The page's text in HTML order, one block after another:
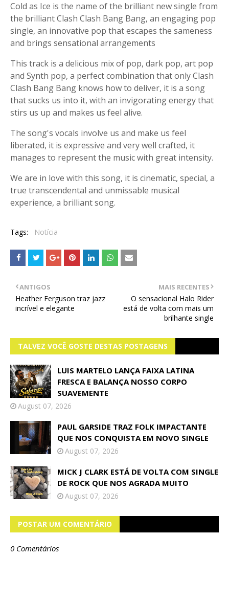
Cold as Ice is the name of the brilliant new single from
the brilliant Clash Clash Bang Bang, an engaging pop
single, an innovative pop that escapes the sameness
and brings sensational arrangements
This track is a delicious mix of pop, dark pop, art pop
and Synth pop, a perfect combination that only Clash
Clash Bang Bang knows how to deliver, it is a song
that sucks us into it, with an invigorating energy that
stirs us up and makes us feel alive.
The song's vocals involve us and make us feel
liberated, it is expressive and very well crafted, it
manages to represent the music with great intensity.
We are in love with this song, it is cinematic, special, a
true transcendental and unmissable musical
experience, a brilliant song.
Tags: Notícia
MAIS RECENTES
O sensacional Halo Rider
está de volta com mais um
brilhante single
ANTIGOS
Heather Ferguson traz jazz
incrível e elegante
TALVEZ VOCÊ GOSTE DESTAS POSTAGENS
LUIS MARTELO LANÇA FAIXA LATINA
FRESCA E BALANÇA NOSSO CORPO
SUAVEMENTE
August 07, 2026
PAUL GARSIDE TRAZ FOLK IMPACTANTE
QUE NOS CONQUISTA EM NOVO SINGLE
August 07, 2026
MICK J CLARK ESTÁ DE VOLTA COM SINGLE
DE ROCK QUE NOS AGRADA MUITO
August 07, 2026
POSTAR UM COMENTÁRIO
0 Comentários